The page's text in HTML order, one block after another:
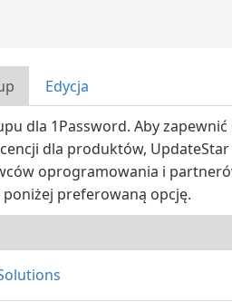
Edycja
dla 1Password. Aby zapewnić
dla produktów, UpdateStar
oprogramowania i
preferowaną opcję.